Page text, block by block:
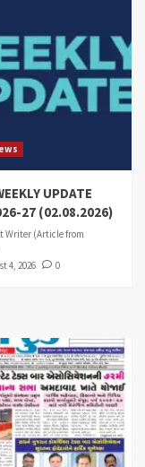
UPDATE
27 (02.08.2026)
Writer (Article from
4, 2026
0